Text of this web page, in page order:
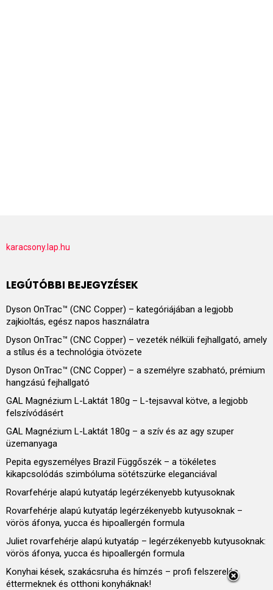
karacsony.lap.hu
LEGÚTÓBBI BEJEGYZÉSEK
Dyson OnTrac™ (CNC Copper) – kategóriájában a legjobb
zajkioltás, egész napos használatra
Dyson OnTrac™ (CNC Copper) – vezeték nélküli fejhallgató, amely
a stílus és a technológia ötvözete
Dyson OnTrac™ (CNC Copper) – a személyre szabható, prémium
hangzású fejhallgató
GAL Magnézium L-Laktát 180g – L-tejsavval kötve, a legjobb
felszívódásért
GAL Magnézium L-Laktát 180g – a szív és az agy szuper
üzemanyaga
Pepita egyszemélyes Brazil Függőszék – a tökéletes
kikapcsolódás szimbóluma sötétszürke eleganciával
Rovarfehérje alapú kutyatáp legérzékenyebb kutyusoknak
Rovarfehérje alapú kutyatáp legérzékenyebb kutyusoknak –
vörös áfonya, yucca és hipoallergén formula
Juliet rovarfehérje alapú kutyatáp – legérzékenyebb kutyusoknak:
vörös áfonya, yucca és hipoallergén formula
Konyhai kések, szakácsruha és hímzés – profi felszerelés
éttermeknek és otthoni konyháknak!